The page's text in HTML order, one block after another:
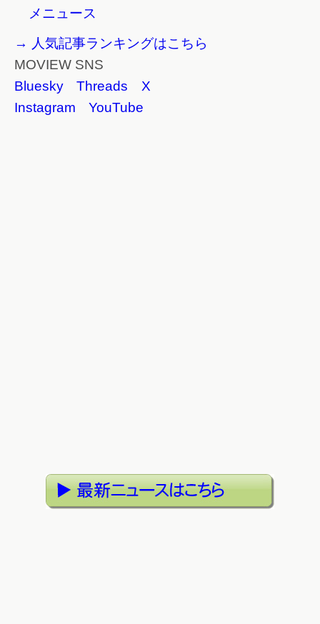
メニュース
→ 人気記事ランキングはこちら
MOVIEW SNS
Bluesky
Threads
X
Instagram
YouTube